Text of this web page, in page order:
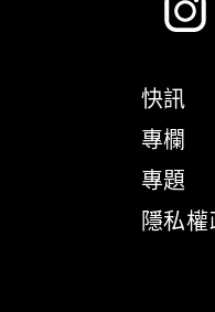
快訊
專欄
專題
隱私